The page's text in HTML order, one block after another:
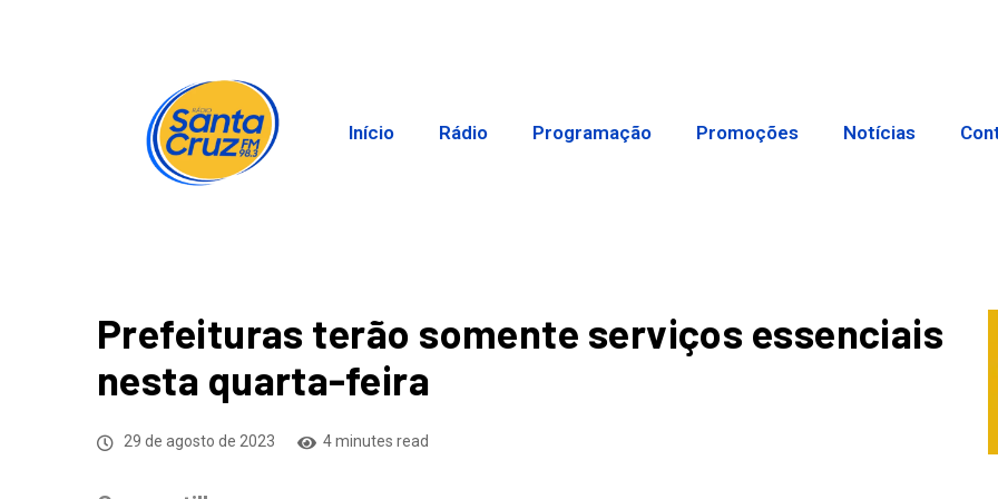
Início Rádio Programação Promoções Notícias
Prefeituras terão somente serviços essenciais
nesta quarta-feira
29 de agosto de 2023 4 minutes read